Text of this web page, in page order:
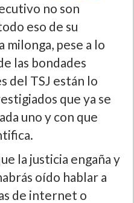
no son
eso de su
milonga, pese a lo
las bondades
del TSJ están lo
que ya se
uno y con que
la justicia engaña y
oí­do hablar a
de internet o